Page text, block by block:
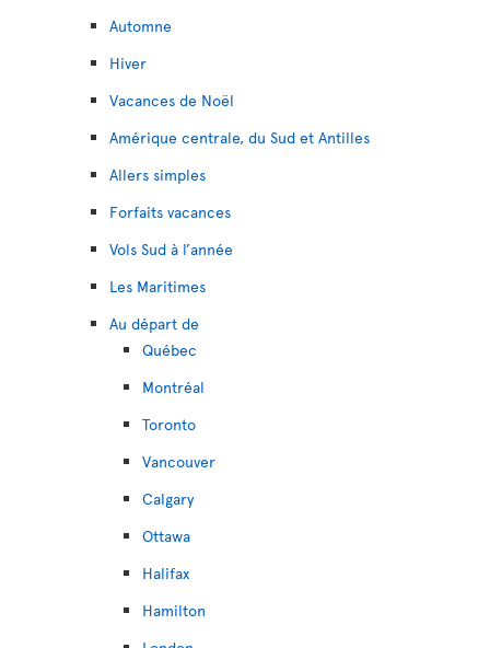
Automne
Hiver
Vacances de Noël
Amérique centrale, du Sud et Antilles
Allers simples
Forfaits vacances
Vols Sud à l’année
Les Maritimes
Au départ de
Québec
Montréal
Toronto
Vancouver
Calgary
Ottawa
Halifax
Hamilton